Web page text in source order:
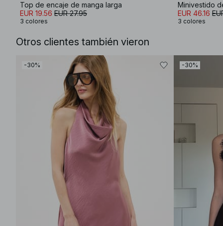
Top de encaje de manga larga
EUR 19.56 EUR 27.95
3 colores
Minivestido
EUR 46.16
3 colores
Otros clientes también vieron
-30% -30%